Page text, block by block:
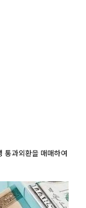
통과외환을 매매하여